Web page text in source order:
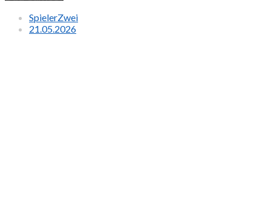
SpielerZwei
21.05.2026